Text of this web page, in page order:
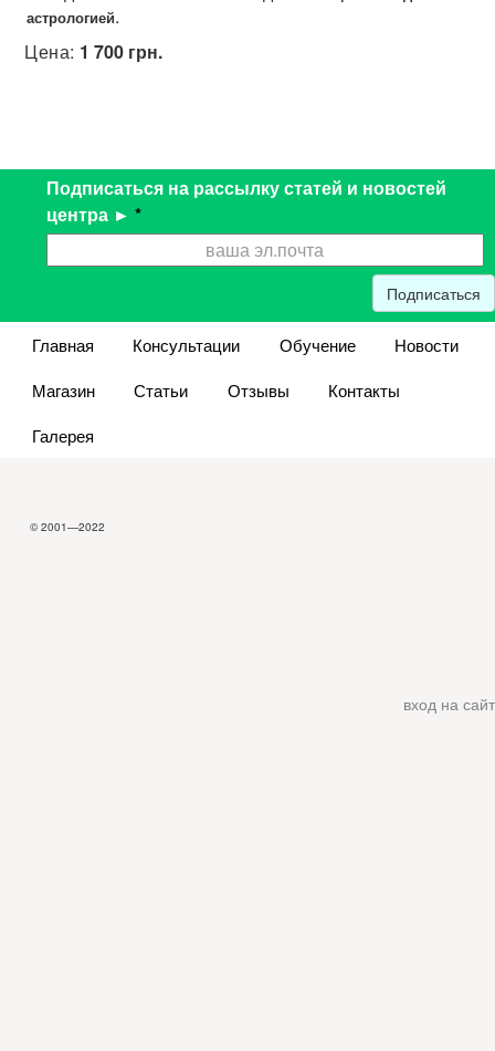
астрологией.
Цена: 1 700 грн.
Подписаться на рассылку статей и новостей
центра ► *
Подписаться
Главная Консультации Обучение
Новости
Магазин
Статьи Отзывы
Контакты
Галерея
© 2001—2022
вход на сайт